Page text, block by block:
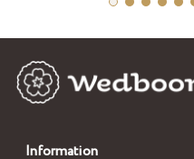
Information